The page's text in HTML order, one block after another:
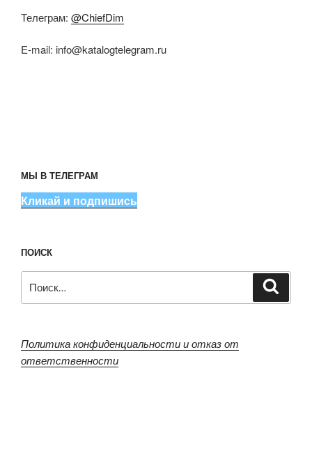
Телеграм: @ChiefDim
E-mail: info@katalogtelegram.ru
МЫ В ТЕЛЕГРАМ
Кликай и подпишись
ПОИСК
Политика конфиденциальности и отказ от
ответственности